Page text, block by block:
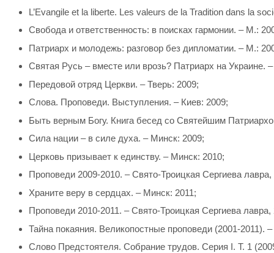
L’Evangile et la liberte. Les valeurs de la Tradition dans la
Свобода и ответственность: в поисках гармонии. – М.:
Патриарх и молодежь: разговор без дипломатии. – М.:
Святая Русь – вместе или врозь? Патриарх на Украине.
Передовой отряд Церкви. – Тверь: 2009;
Слова. Проповеди. Выступления. – Киев: 2009;
Быть верным Богу. Книга бесед со Святейшим
Сила нации – в силе духа. – Минск: 2009;
Церковь призывает к единству. – Минск: 2010;
Проповеди 2009-2010. – Свято-Троицкая Сергиева лавра,
Храните веру в сердцах. – Минск: 2011;
Проповеди 2010-2011. – Свято-Троицкая Сергиева лавра,
Тайна покаяния. Великопостные проповеди (2001-2011).
Слово Предстоятеля. Собрание трудов. Серия I. Т. 1